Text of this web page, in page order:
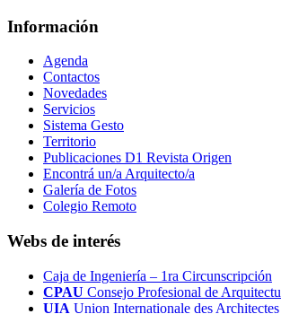
Información
Agenda
Contactos
Novedades
Servicios
Sistema Gesto
Territorio
Publicaciones D1 Revista Origen
Encontrá un/a Arquitecto/a
Galería de Fotos
Colegio Remoto
Webs de interés
Caja de Ingeniería – 1ra Circunscripción
CPAU Consejo Profesional de
UIA Union Internationale des Architectes